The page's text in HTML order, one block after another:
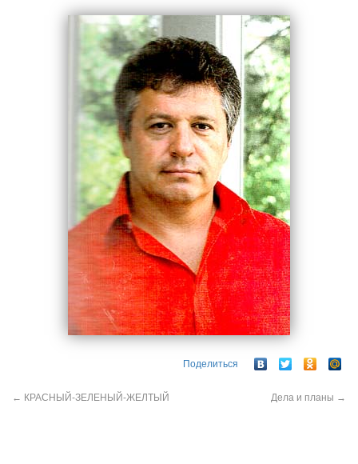
Поделиться
← КРАСНЫЙ-ЗЕЛЕНЫЙ-ЖЕЛТЫЙ Дела и планы →